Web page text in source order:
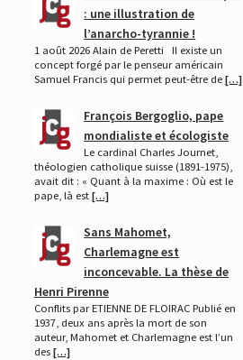
: une illustration de
l’anarcho-tyrannie !
1 août 2026 Alain de Peretti Il existe un
concept forgé par le penseur américain
Samuel Francis qui permet peut-être de […]
François Bergoglio, pape
mondialiste et écologiste
Le cardinal Charles Journet,
théologien catholique suisse (1891-1975),
avait dit : « Quant à la maxime : Où est le
pape, là est […]
Sans Mahomet,
Charlemagne est
inconcevable. La thèse de
Henri Pirenne
Conflits par ETIENNE DE FLOIRAC Publié en
1937, deux ans après la mort de son
auteur, Mahomet et Charlemagne est l’un
des […]